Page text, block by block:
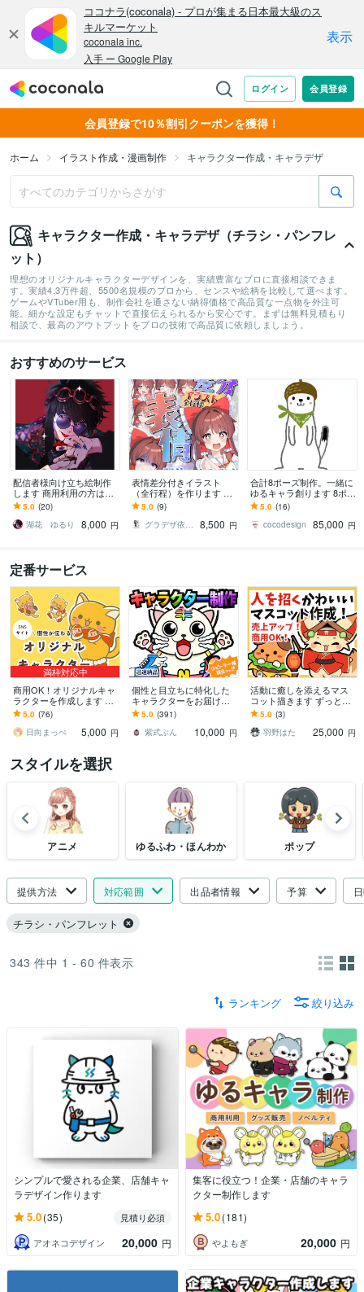
会員登録で10％割引クーポンを獲得！
ホーム イラスト作成・漫画制作 キャラクター作成・キャラデザ
キャラクター作成・キャラデザ（チラシ・パンフレ
ット）
理想のオリジナルキャラクターデザインを、実績豊富なプロに直接相談できま
す。実績4.3万件超、5500名規模のプロから、センスや絵柄を比較して選べます。
ゲームやVTuber用も、制作会社を通さない納得価格で高品質な一点物を外注可
能。細かな設定もチャットで直接伝えられるから安心です。まずは無料見積もり
相談で、最高のアウトプットをプロの技術で高品質に依頼しましょう。
おすすめのサービス
配信者様向け立ち絵制作
します 商用利用の方はこ
ちらをご覧ください
5.0 (20)
湖花 ゆるり
8,000 円
表情差分付きイラスト
（全行程）を作ります 配
信にオススメ！演出に合
わせたイラストを全行程
お作りします！
5.0 (9)
グラデザ依頼 ※活動名（グラデザねっこ）
8,500 円
合計8ポーズ制作。一緒に
ゆるキャラ創ります 8ポー
ズでLINEスタンプ（オプ
ション）にも利用可能！
5.0 (16)
cocodesign
85,000 円
定番サービス
満枠対応中
商用OK！オリジナルキャ
ラクターを作成します コ
ンテスト受賞歴あり！親
しみやすいキャラクター
お任せ下さい
5.0 (76)
日向まっぺ
5,000 円
個性と目立ちに特化した
キャラクターをお届けし
ます ！満足度あり、妥協
点なしのイラストをあな
たと共に創りあげます
5.0 (391)
紫式ぶん
10,000 円
活動に癒しを添えるマス
コット描きます ずっとお
供してくれるマスコット♪
癒しでモチベーションア
ップ
5.0 (3)
羽野はた
25,000 円
スタイルを選択
アニメ ゆるふわ・ほんわか ポップ
提供方法 対応範囲 出品者情報 予算
チラシ・パンフレット
343 件中 1 - 60 件表示
ランキング 絞り込み
シンプルで愛される企業、店舗キャ
ラデザイン作ります
5.0(35)
見積り必須
アオネコデザイン
20,000 円
集客に役立つ！企業・店舗のキャラ
クター制作します
5.0(181)
やよもぎ 20,000 円